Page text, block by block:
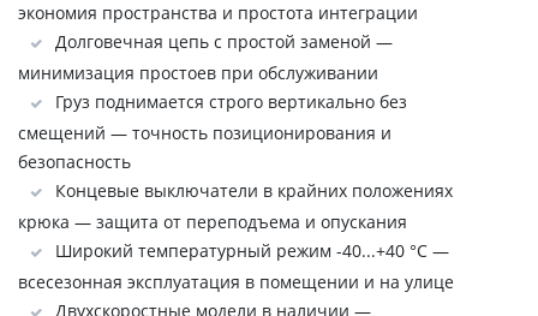
экономия пространства и простота интеграции
Долговечная цепь с простой заменой —
минимизация простоев при обслуживании
Груз поднимается строго вертикально без
смещений — точность позиционирования и
безопасность
Концевые выключатели в крайних положениях
крюка — защита от переподъема и опускания
Широкий температурный режим -40...+40 °C —
всесезонная эксплуатация в помещении и на улице
Двухскоростные модели в наличии —